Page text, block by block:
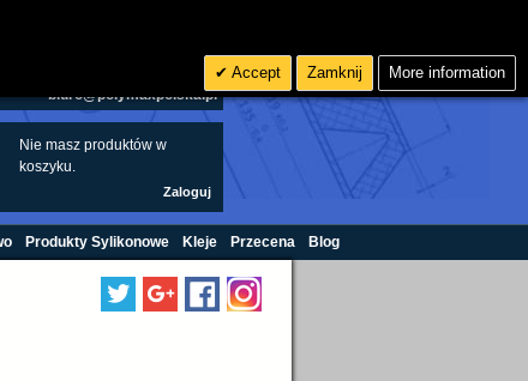
biuro@polymaxpolska.pl
Nie masz produktów w
koszyku.
Zaloguj
Produkty Sylikonowe Kleje Przecena Blog
Accept Zamknij More information